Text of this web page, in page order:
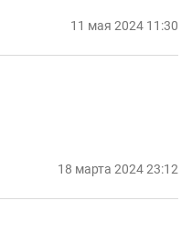
11 мая 2024 11:30
18 марта 2024 23:12